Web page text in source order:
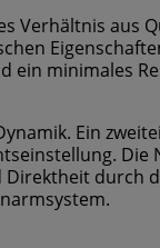
Verhältnis aus
ein minimales
Ein
Direktheit durch